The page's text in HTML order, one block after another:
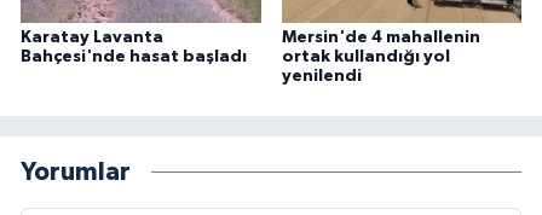
Karatay Lavanta
Bahçesi'nde hasat başladı
Mersin'de 4 mahallenin
ortak kullandığı yol
yenilendi
Yorumlar